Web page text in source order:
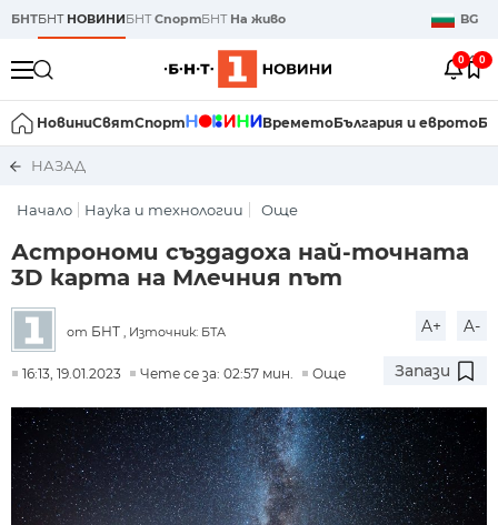
БНТБНТ НОВИНИБНТСпортБНТ На живо BG
0 0
НовиниСвятСпорт ВреметоБългария и еврото
НАЗАД
Начало Наука и технологии Още
Астрономи създадоха най-точната
3D карта на Млечния път
от БНТ , Източник: БТА A+ A-
16:13, 19.01.2023 Чете се за: 02:57 мин. Още Запази